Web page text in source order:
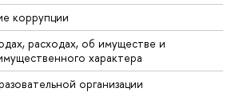
коррупции
расходах, об имуществе и
характера
организации